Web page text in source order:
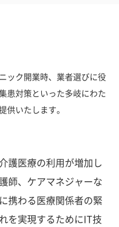
ック開業時、業者選びに役
患対策といった多岐にわた
供いたします。
護医療の利用が増加し
師、ケアマネジャーな
携わる医療関係者の緊
を実現するためにIT技